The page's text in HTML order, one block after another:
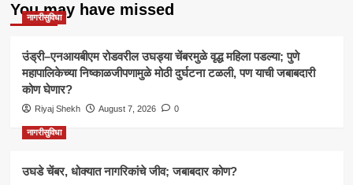
You may have missed
नागरीसुविधा
उंड्री–एनआयबीएम रोडवरील उघड्या चेंबरमुळे वृद्ध महिला पडल्या; पुणे
महापालिकेच्या निष्काळजीपणामुळे मोठी दुर्घटना टळली, पण याची जबाबदारी
कोण घेणार?
Riyaj Shekh August 7, 2026 0
नागरीसुविधा
उघडे चेंबर, धोक्यात नागरिकांचे जीव; जबाबदार कोण?